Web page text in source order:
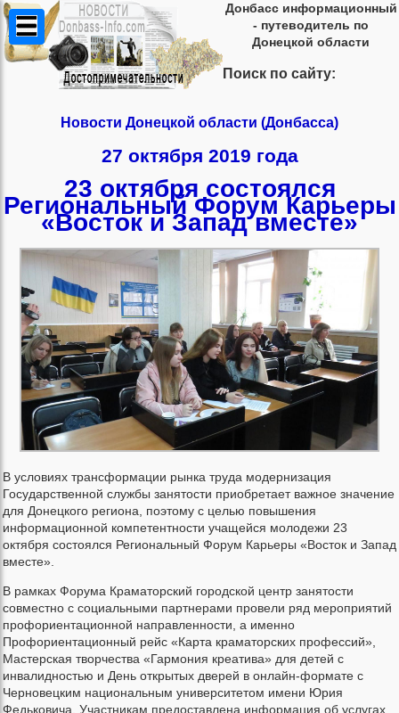
Донбасс информационный
- путеводитель по
Донецкой области
Поиск по сайту:
Новости Донецкой области (Донбасса)
27 октября 2019 года
23 октября состоялся
Региональный Форум Карьеры
«Восток и Запад вместе»
В условиях трансформации рынка труда модернизация
Государственной службы занятости приобретает важное значение
для Донецкого региона, поэтому с целью повышения
информационной компетентности учащейся молодежи 23
октября состоялся Региональный Форум Карьеры «Восток и Запад
вместе».
В рамках Форума Краматорский городской центр занятости
совместно с социальными партнерами провели ряд мероприятий
профориентационной направленности, а именно
Профориентационный рейс «Карта краматорских профессий»,
Мастерская творчества «Гармония креатива» для детей с
инвалидностью и День открытых дверей в онлайн-формате с
Черновецким национальным университетом имени Юрия
Федьковича. Участникам предоставлена информация об услугах